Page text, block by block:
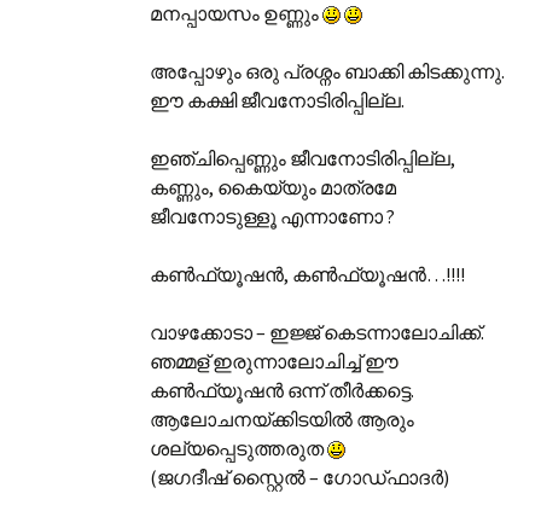
മനപ്പായസം ഉണ്ണും
അപ്പോഴും ഒരു പ്രശ്നം ബാക്കി കിടക്കുന്നു.
ഈ കക്ഷി ജീവനോടിരിപ്പില്ല.
ഇഞ്ചിപ്പെണ്ണും ജീ‍വനോടിരിപ്പില്ല,
കണ്ണും, കൈയ്യും മാത്രമേ
ജീവനോടുള്ളൂ എന്നാണോ ?
കണ്‍ഫ്യൂഷന്‍, കണ്‍ഫ്യൂഷന്‍…!!!!
വാഴക്കോടാ – ഇജ്ജ് കെടന്നാലോചിക്ക്.
ഞമ്മള് ഇരുന്നാലോചിച്ച് ഈ
കണ്‍ഫ്യൂഷന്‍ ഒന്ന് തീര്‍ക്കട്ടെ.
ആലോചനയ്ക്കിടയില്‍ ആരും
ശല്യപ്പെടുത്തരുത
(ജഗദീഷ് സ്റ്റൈല്‍ – ഗോഡ്‌ഫാദര്‍)